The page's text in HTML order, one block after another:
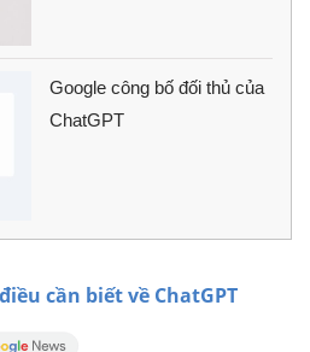
cần biết về ChatGPT
Google công bố đối thủ của
ChatGPT